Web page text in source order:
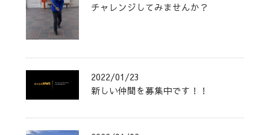
チャレンジしてみませんか？
2022/01/23
新しい仲間を募集中です！！